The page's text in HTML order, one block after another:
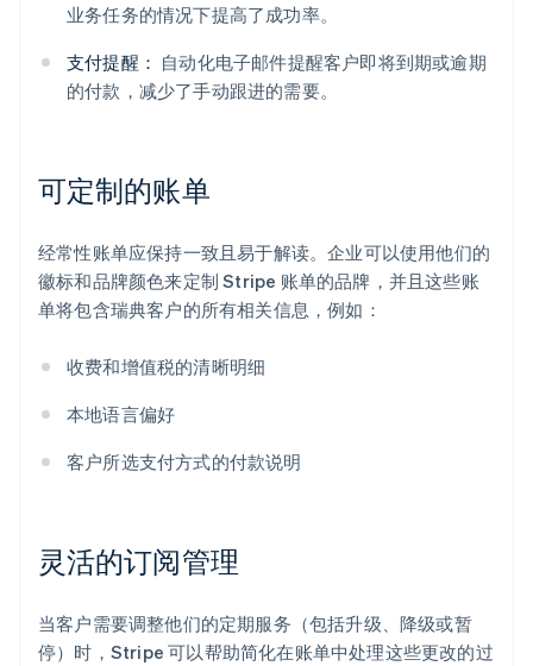
业务任务的情况下提高了成功率。
支付提醒： 自动化电子邮件提醒客户即将到期或逾期
的付款，减少了手动跟进的需要。
可定制的账单
经常性账单应保持一致且易于解读。企业可以使用他们的
徽标和品牌颜色来定制 Stripe 账单的品牌，并且这些账
单将包含瑞典客户的所有相关信息，例如：
收费和增值税的清晰明细
本地语言偏好
客户所选支付方式的付款说明
灵活的订阅管理
当客户需要调整他们的定期服务（包括升级、降级或暂
停）时，Stripe 可以帮助简化在账单中处理这些更改的过